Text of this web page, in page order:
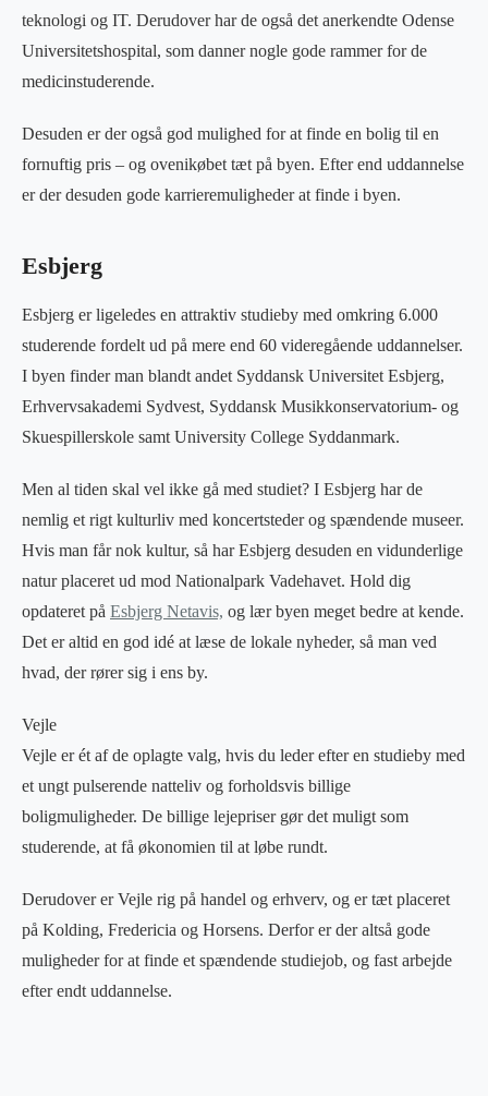
teknologi og IT. Derudover har de også det anerkendte Odense
Universitetshospital, som danner nogle gode rammer for de
medicinstuderende.
Desuden er der også god mulighed for at finde en bolig til en
fornuftig pris – og ovenikøbet tæt på byen. Efter end uddannelse
er der desuden gode karrieremuligheder at finde i byen.
Esbjerg
Esbjerg er ligeledes en attraktiv studieby med omkring 6.000
studerende fordelt ud på mere end 60 videregående uddannelser.
I byen finder man blandt andet Syddansk Universitet Esbjerg,
Erhvervsakademi Sydvest, Syddansk Musikkonservatorium- og
Skuespillerskole samt University College Syddanmark.
Men al tiden skal vel ikke gå med studiet? I Esbjerg har de
nemlig et rigt kulturliv med koncertsteder og spændende museer.
Hvis man får nok kultur, så har Esbjerg desuden en vidunderlige
natur placeret ud mod Nationalpark Vadehavet. Hold dig
opdateret på Esbjerg Netavis, og lær byen meget bedre at kende.
Det er altid en god idé at læse de lokale nyheder, så man ved
hvad, der rører sig i ens by.
Vejle
Vejle er ét af de oplagte valg, hvis du leder efter en studieby med
et ungt pulserende natteliv og forholdsvis billige
boligmuligheder. De billige lejepriser gør det muligt som
studerende, at få økonomien til at løbe rundt.
Derudover er Vejle rig på handel og erhverv, og er tæt placeret
på Kolding, Fredericia og Horsens. Derfor er der altså gode
muligheder for at finde et spændende studiejob, og fast arbejde
efter endt uddannelse.